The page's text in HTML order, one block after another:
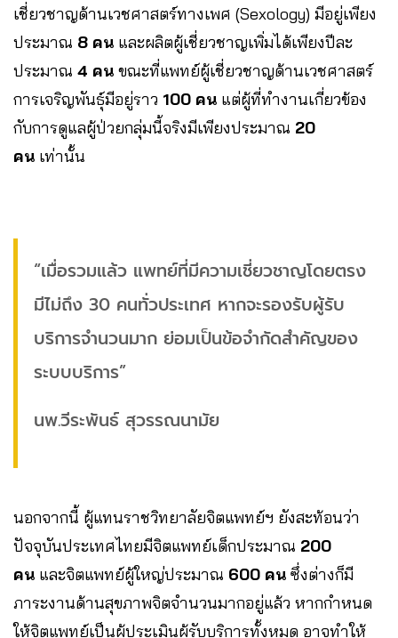
เชี่ยวชาญด้านเวชศาสตร์ทางเพศ (Sexology) มีอยู่เพียง
ประมาณ 8 คน และผลิตผู้เชี่ยวชาญเพิ่มได้เพียงปีละ
ประมาณ 4 คน ขณะที่แพทย์ผู้เชี่ยวชาญด้านเวชศาสตร์
การเจริญพันธุ์มีอยู่ราว 100 คน แต่ผู้ที่ทำงานเกี่ยวข้อง
กับการดูแลผู้ป่วยกลุ่มนี้จริงมีเพียงประมาณ 20
คน เท่านั้น
“เมื่อรวมแล้ว แพทย์ที่มีความเชี่ยวชาญโดยตรง
มีไม่ถึง 30 คนทั่วประเทศ หากจะรองรับผู้รับ
บริการจำนวนมาก ย่อมเป็นข้อจำกัดสำคัญของ
ระบบบริการ”
นพ.วีระพันธ์ สุวรรณนามัย
นอกจากนี้ ผู้แทนราชวิทยาลัยจิตแพทย์ฯ ยังสะท้อนว่า
ปัจจุบันประเทศไทยมีจิตแพทย์เด็กประมาณ 200
คน และจิตแพทย์ผู้ใหญ่ประมาณ 600 คน ซึ่งต่างก็มี
ภาระงานด้านสุขภาพจิตจำนวนมากอยู่แล้ว หากกำหนด
ให้จิตแพทย์เป็นผู้ประเมินผู้รับบริการทั้งหมด อาจทำให้